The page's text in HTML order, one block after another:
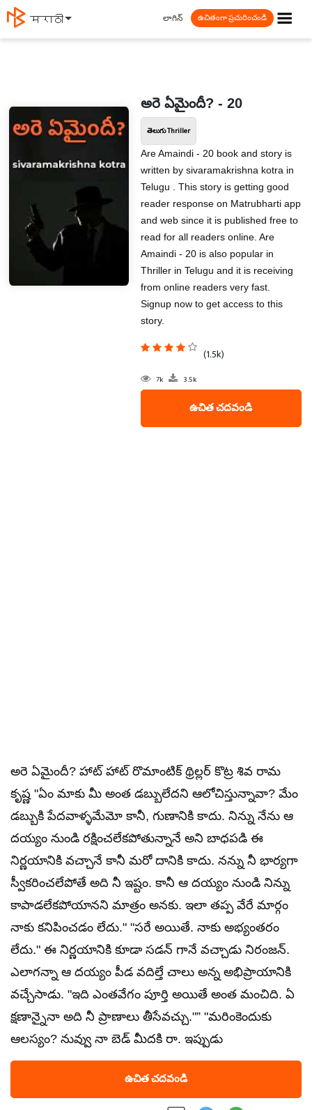
मराठी ☰
లాగిన్ ఉచితంగా ప్రచురించండి
అరె ఏమైందీ? - 20
తెలుగు Thriller
Are Amaindi - 20 book and story is
written by sivaramakrishna kotra in
Telugu . This story is getting good
reader response on Matrubharti app
and web since it is published free to
read for all readers online. Are
Amaindi - 20 is also popular in
Thriller in Telugu and it is receiving
from online readers very fast.
Signup now to get access to this
story.
(1.5k)
7k 3.5k
ఉచిత చదవండి
అరె ఏమైందీ? హాట్ హాట్ రొమాంటిక్ థ్రిల్లర్ కొట్ర శివ రామ
కృష్ణ "ఏం మాకు మీ అంత డబ్బులేదని ఆలోచిస్తున్నావా? మేం
డబ్బుకి పేదవాళ్ళమేమో కానీ, గుణానికి కాదు. నిన్ను నేను ఆ
దయ్యం నుండి రక్షించలేకపోతున్నానే అని బాధపడి ఈ
నిర్ణయానికి వచ్చానే కానీ మరో దానికి కాదు. నన్ను నీ భార్యగా
స్వీకరించలేపోతే అది నీ ఇష్టం. కానీ ఆ దయ్యం నుండి నిన్ను
కాపాడలేకపోయానని మాత్రం అనకు. ఇలా తప్ప వేరే మార్గం
నాకు కనిపించడం లేదు." "సరే అయితే. నాకు అభ్యంతరం
లేదు." ఈ నిర్ణయానికి కూడా సడన్ గానే వచ్చాడు నిరంజన్.
ఎలాగన్నా ఆ దయ్యం పీడ వదిల్తే చాలు అన్న అభిప్రాయానికి
వచ్చేసాడు. "ఇది ఎంతవేగం పూర్తి అయితే అంత మంచిది. ఏ
క్షణాన్నైనా అది నీ ప్రాణాలు తీసేవచ్చు."” "మరింకెందుకు
ఆలస్యం? నువ్వు నా బెడ్ మీదకి రా. ఇప్పుడు
ఉచిత చదవండి